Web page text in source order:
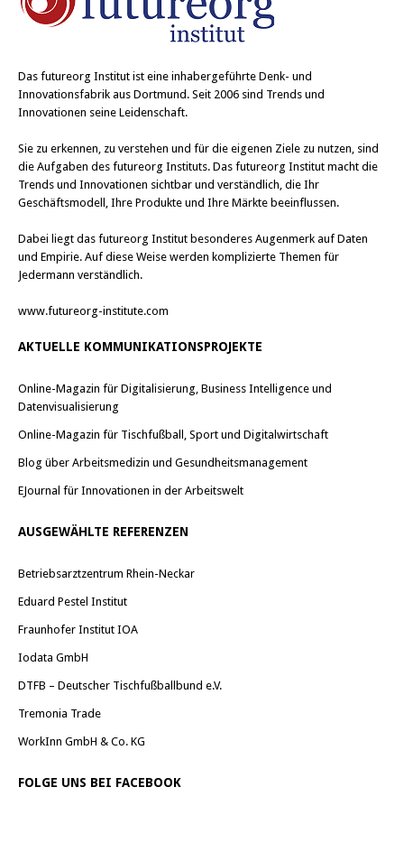
Das futureorg Institut ist eine inhabergeführte Denk- und
Innovationsfabrik aus Dortmund. Seit 2006 sind Trends und
Innovationen seine Leidenschaft.
Sie zu erkennen, zu verstehen und für die eigenen Ziele zu nutzen, sind
die Aufgaben des futureorg Instituts. Das futureorg Institut macht die
Trends und Innovationen sichtbar und verständlich, die Ihr
Geschäftsmodell, Ihre Produkte und Ihre Märkte beeinflussen.
Dabei liegt das futureorg Institut besonderes Augenmerk auf Daten
und Empirie. Auf diese Weise werden komplizierte Themen für
Jedermann verständlich.
www.futureorg-institute.com
AKTUELLE KOMMUNIKATIONSPROJEKTE
Online-Magazin für Digitalisierung, Business Intelligence und
Datenvisualisierung
Online-Magazin für Tischfußball, Sport und Digitalwirtschaft
Blog über Arbeitsmedizin und Gesundheitsmanagement
EJournal für Innovationen in der Arbeitswelt
AUSGEWÄHLTE REFERENZEN
Betriebsarztzentrum Rhein-Neckar
Eduard Pestel Institut
Fraunhofer Institut IOA
Iodata GmbH
DTFB – Deutscher Tischfußballbund e.V.
Tremonia Trade
WorkInn GmbH & Co. KG
FOLGE UNS BEI FACEBOOK